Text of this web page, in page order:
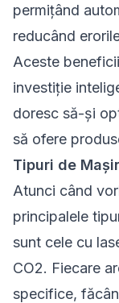
permițând
reducând
Aceste
investiție
doresc să-și
să ofere
Tipuri de
Atunci când
principalele
sunt cele cu
CO2. Fiecare
specifice,